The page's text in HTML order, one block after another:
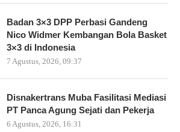
Badan 3×3 DPP Perbasi Gandeng
Nico Widmer Kembangan Bola Basket
3×3 di Indonesia
7 Agustus, 2026, 09:37
Disnakertrans Muba Fasilitasi Mediasi
PT Panca Agung Sejati dan Pekerja
6 Agustus, 2026, 16:31